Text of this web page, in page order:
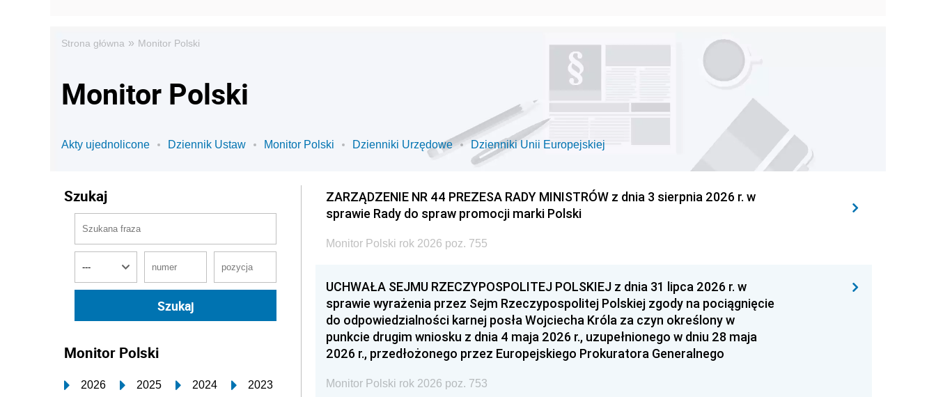
Strona główna » Monitor Polski
Monitor Polski
Akty ujednolicone Dziennik Ustaw Monitor Polski Dzienniki Urzędowe Dzienniki Unii Europejskiej
Szukaj
Monitor Polski
2026 2025 2024 2023
ZARZĄDZENIE NR 44 PREZESA RADY MINISTRÓW z dnia 3 sierpnia 2026 r. w
sprawie Rady do spraw promocji marki Polski
Monitor Polski rok 2026 poz. 755
UCHWAŁA SEJMU RZECZYPOSPOLITEJ POLSKIEJ z dnia 31 lipca 2026 r. w
sprawie wyrażenia przez Sejm Rzeczypospolitej Polskiej zgody na pociągnięcie
do odpowiedzialności karnej posła Wojciecha Króla za czyn określony w
punkcie drugim wniosku z dnia 4 maja 2026 r., uzupełnionego w dniu 28 maja
2026 r., przedłożonego przez Europejskiego Prokuratora Generalnego
Monitor Polski rok 2026 poz. 753